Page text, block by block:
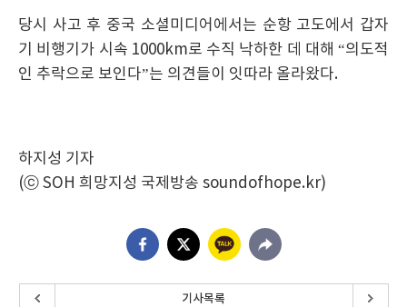
당시 사고 후 중국 소셜미디어에서는 순항 고도에서 갑자
기 비행기가 시속 1000km로 수직 낙하한 데 대해 “의도적
인 추락으로 보인다”는 의견들이 잇따라 올라왔다.
하지성 기자
(ⓒ SOH 희망지성 국제방송 soundofhope.kr)
기사목록